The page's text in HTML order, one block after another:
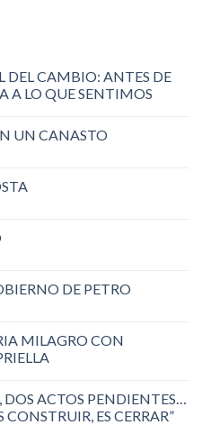
DEL CAMBIO: ANTES DE
A LO QUE SENTIMOS
UN CANASTO
DE PETRO
MILAGRO CON
DOS ACTOS PENDIENTES…
CONSTRUIR, ES CERRAR”